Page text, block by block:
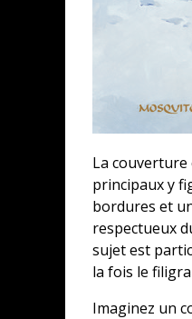
La
principaux y
bordures et
respectueux
sujet est
la fois le
Imaginez un